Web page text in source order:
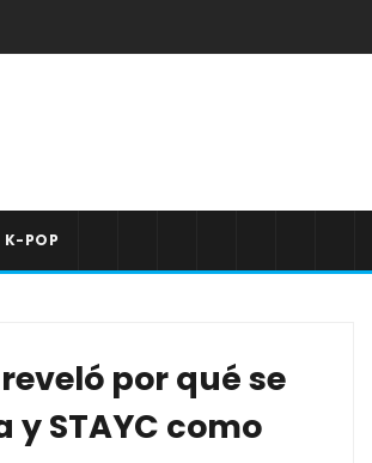
K-POP
por qué se
STAYC como